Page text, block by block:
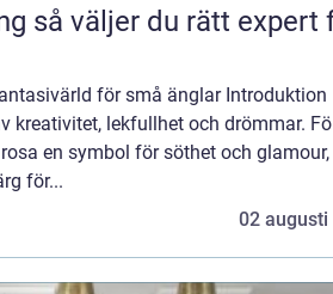
för
för små änglar Introduktion
kreativitet, lekfullhet och drömmar.
en symbol för söthet och glamour,
för...
02 augusti